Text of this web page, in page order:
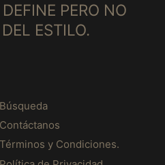
PERO NO
ESTILO.
Búsqueda
Contáctanos
Términos y Condiciones.